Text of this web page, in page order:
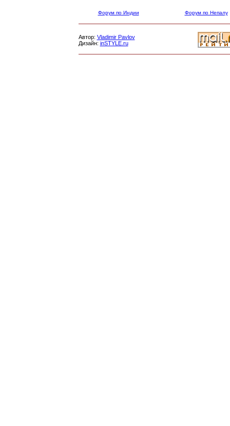
Форум по Индии Форум по Непалу
Автор: Vladimir Pavlov
Дизайн: inSTYLE.ru